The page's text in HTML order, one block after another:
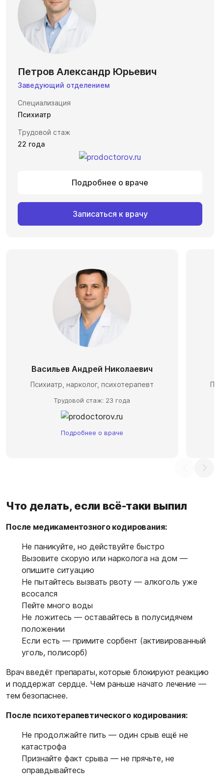
Петров Александр Юрьевич
Заведующий отделением
Специализация
Психиатр
Трудовой стаж
22 года
Подробнее о враче
Записаться к врачу
Васильев Андрей Николаевич
Психиатр, нарколог, психотерапевт
Трудовой стаж: 23 года
Подробнее о враче
Что делать, если всё-таки выпил
После медикаментозного кодирования:
Не паникуйте, но действуйте быстро
Вызовите скорую или нарколога на дом —
опишите ситуацию
Не пытайтесь вызвать рвоту — алкоголь уже
всосался
Пейте много воды
Не ложитесь — оставайтесь в полусидячем
положении
Если есть — примите сорбент (активированный
уголь, полисорб)
Врач введёт препараты, которые блокируют реакцию
и поддержат сердце. Чем раньше начато лечение —
тем безопаснее.
После психотерапевтического кодирования:
Не продолжайте пить — один срыв ещё не
катастрофа
Признайте факт срыва — не прячьте, не
оправдывайтесь